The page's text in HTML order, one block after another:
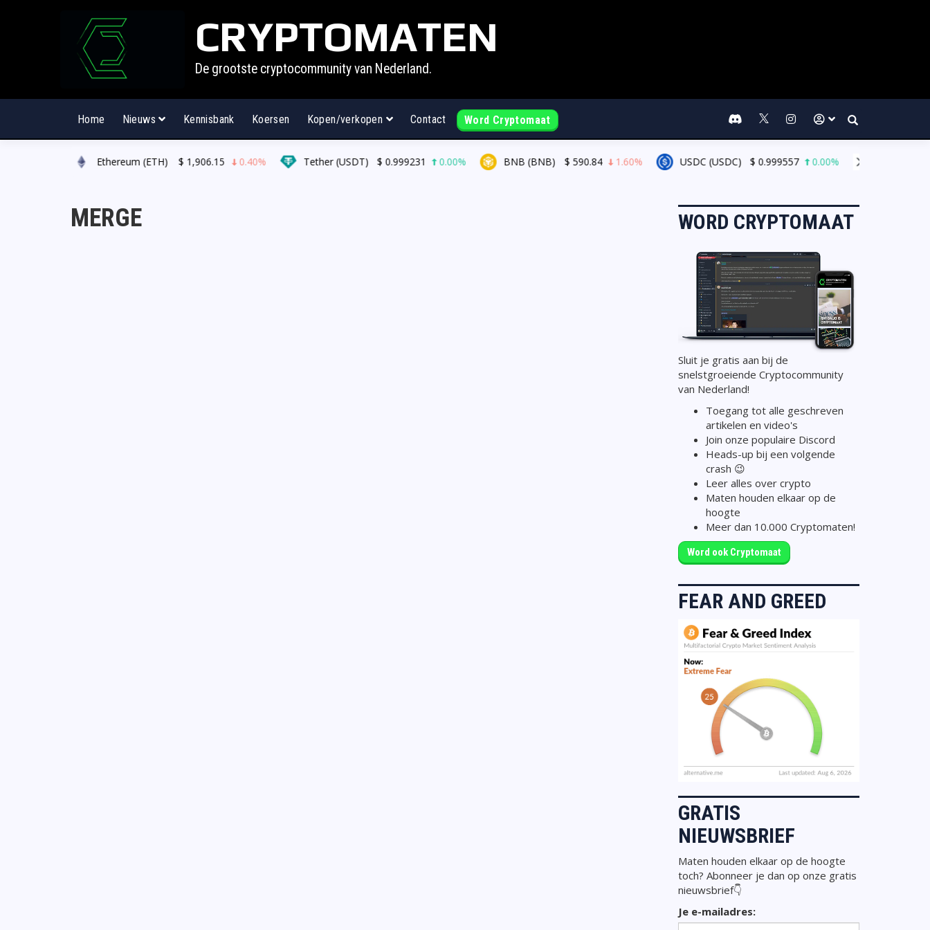
CRYPTOMATEN
De grootste cryptocommunity van Nederland.
Home Nieuws Kennisbank Koersen Kopen/verkopen Contact Word Cryptomaat
Ethereum (ETH) $ 1,906.15 0.40% Tether (USDT) $ 0.999231 0.00% BNB (BNB) $ 590.84 1.60% USDC (USDC) $ 0.999557 0.00%
MERGE WORD CRYPTOMAAT
Sluit je gratis aan bij de
snelstgroeiende Cryptocommunity
van Nederland!
Toegang tot alle geschreven
artikelen en video's
Join onze populaire Discord
Heads-up bij een volgende
crash 😉
Leer alles over crypto
Maten houden elkaar op de
hoogte
Meer dan 10.000 Cryptomaten!
Word ook Cryptomaat
FEAR AND GREED
GRATIS
NIEUWSBRIEF
Maten houden elkaar op de hoogte
toch? Abonneer je dan op onze gratis
nieuwsbrief👇
Je e-mailadres: